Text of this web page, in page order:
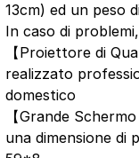
13cm) ed un peso
In caso di
【Proiettore di
realizzato
domestico
【Grande
una dimensione di